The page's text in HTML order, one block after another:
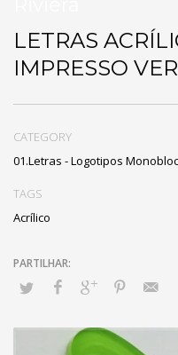
LETRAS
IMPRESSO
CATEGORY
01.Letras - Logotipos
TAGS
Acrílico